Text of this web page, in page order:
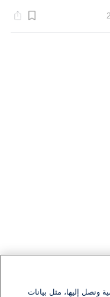
ونصل إليها، مثل بيانات